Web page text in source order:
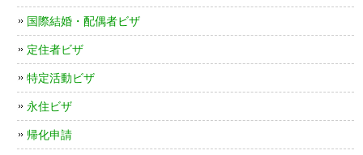
国際結婚・配偶者ビザ
定住者ビザ
特定活動ビザ
永住ビザ
帰化申請